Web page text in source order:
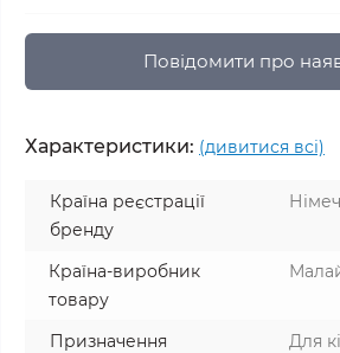
Повідомити про
Характеристики: (дивитися всі)
Країна реєстрації
бренду
Країна-виробник
товару
Призначення
Для